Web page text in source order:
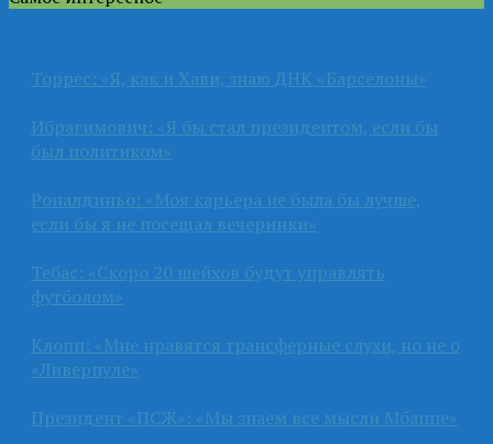
Торрес: «Я, как и Хави, знаю ДНК «Барселоны»
Ибрагимович: «Я бы стал президентом, если бы
был политиком»
Роналдиньо: «Моя карьера не была бы лучше,
если бы я не посещал вечеринки»
Тебас: «Скоро 20 шейхов будут управлять
футболом»
Клопп: «Мне нравятся трансферные слухи, но не о
«Ливерпуле»
Президент «ПСЖ»: «Мы знаем все мысли Мбаппе»